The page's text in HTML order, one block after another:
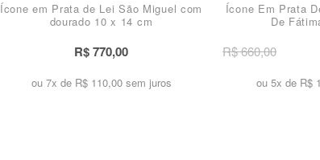
Ícone em Prata de Lei São Miguel com
dourado 10 x 14 cm
R$ 770,00
ou 7x de R$ 110,00 sem juros
Ícone Em Prata
De
R$ 660,00
ou 5x de R$